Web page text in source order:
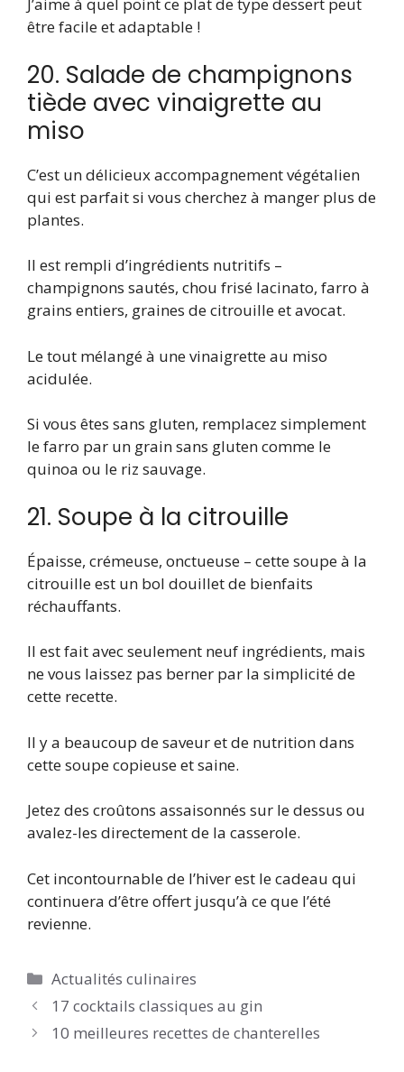
être facile et adaptable !
20. Salade de champignons
tiède avec vinaigrette au
miso
C’est un délicieux accompagnement végétalien
qui est parfait si vous cherchez à manger plus de
plantes.
Il est rempli d’ingrédients nutritifs –
champignons sautés, chou frisé lacinato, farro à
grains entiers, graines de citrouille et avocat.
Le tout mélangé à une vinaigrette au miso
acidulée.
Si vous êtes sans gluten, remplacez simplement
le farro par un grain sans gluten comme le
quinoa ou le riz sauvage.
21. Soupe à la citrouille
Épaisse, crémeuse, onctueuse – cette soupe à la
citrouille est un bol douillet de bienfaits
réchauffants.
Il est fait avec seulement neuf ingrédients, mais
ne vous laissez pas berner par la simplicité de
cette recette.
Il y a beaucoup de saveur et de nutrition dans
cette soupe copieuse et saine.
Jetez des croûtons assaisonnés sur le dessus ou
avalez-les directement de la casserole.
Cet incontournable de l’hiver est le cadeau qui
continuera d’être offert jusqu’à ce que l’été
revienne.
Catégories
Actualités culinaires
17 cocktails classiques au gin
10 meilleures recettes de chanterelles